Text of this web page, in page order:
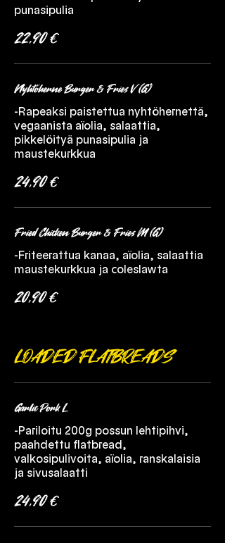
punasipulia
22,90 €
Nyhtöherne Burger & Fries V (G)
-Rapeaksi paistettua nyhtöhernettä,
vegaanista aïolia, salaattia,
pikkelöityä punasipulia ja
maustekurkkua
24,90 €
Fried Chicken Burger & Fries M (G)
-Friteerattua kanaa, aïolia, salaattia
maustekurkkua ja coleslawta
20,90 €
LOADED FLATBREADS
Garlic Pork L
-Pariloitu 200g possun lehtipihvi,
paahdettu flatbread,
valkosipulivoita, aïolia, ranskalaisia
ja sivusalaatti
24,90 €